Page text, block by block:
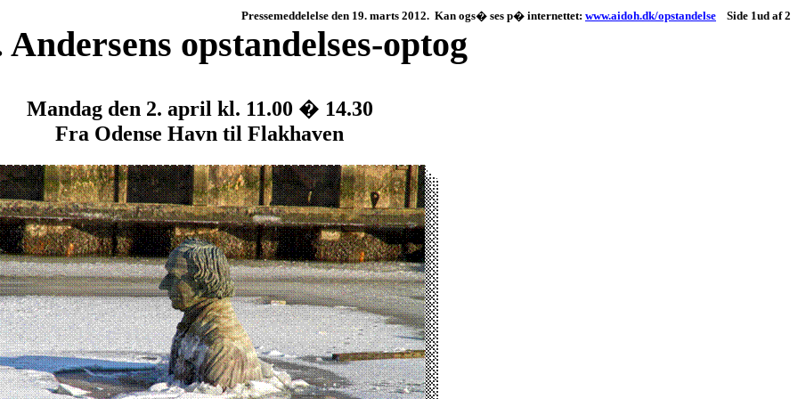
Pressemeddelelse den 19. marts 2012. Kan ogs� ses p� internettet: www.aidoh.dk/opstandelse Side 1ud af 2
opstandelses-optog
Mandag den 2. april kl. 11.00 � 14.30
Fra Odense Havn til Flakhaven